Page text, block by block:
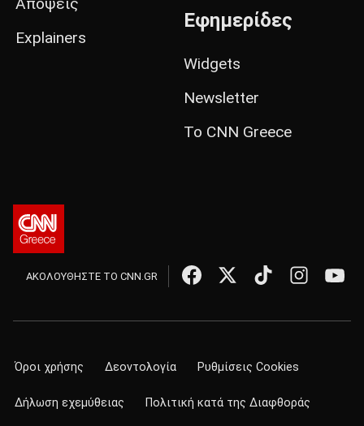
Explainers
Εφημερίδες
Widgets
Newsletter
Το CNN Greece
ΑΚΟΛΟΥΘΗΣΤΕ ΤΟ CNN.GR
Όροι χρήσης Δεοντολογία Ρυθμίσεις Cookies
Δήλωση εχεμύθειας Πολιτική κατά της Διαφθοράς